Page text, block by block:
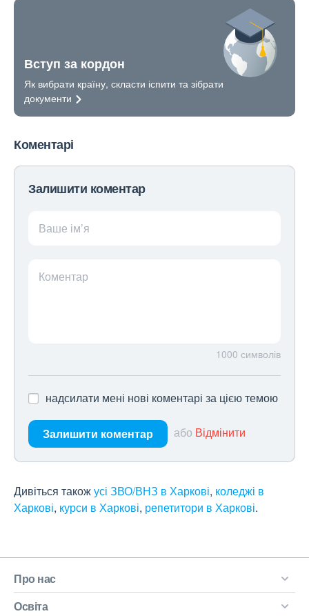
Вступ за кордон
Як вибрати країну, скласти іспити та зібрати
документи
Коментарі
Залишити коментар
Ваше ім’я
Коментар
1000 символів
надсилати мені нові коментарі за цією темою
Залишити коментар або Відмінити
Дивіться такожусі ЗВО/ВНЗ в Харкові, коледжі в
Харкові, курси в Харкові, репетитори в Харкові.
Про нас
Освіта